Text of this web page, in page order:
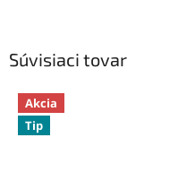
Súvisiaci tovar
Akcia
Tip